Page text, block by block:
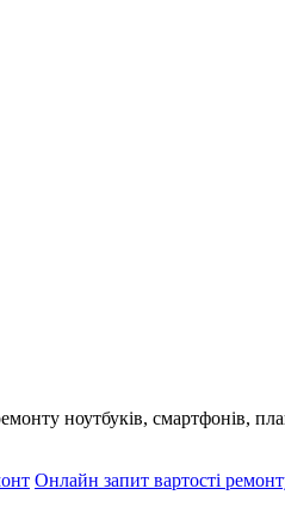
ноутбуків, смартфонів,
Онлайн запит вартості